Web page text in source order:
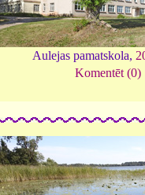
Aulejas pamatskola,
Komentēt (0)